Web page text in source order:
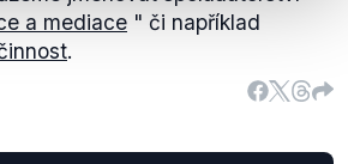
a mediace " či například
.